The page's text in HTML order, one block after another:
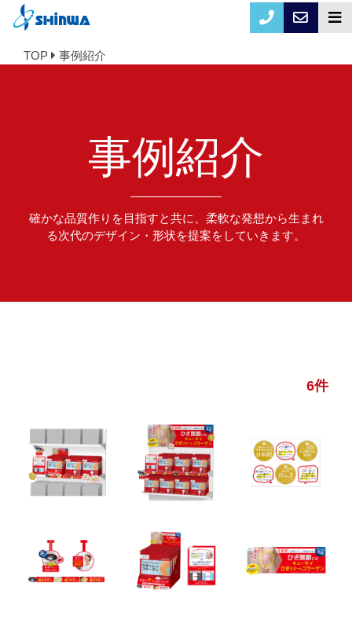
TOP 事例紹介
事例紹介
確かな品質作りを目指すと共に、柔軟な発想から生まれ
る次代のデザイン・形状を提案をしていきます。
6件